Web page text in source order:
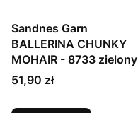
Sandnes Garn
BALLERINA CHUNKY
MOHAIR - 8733 zielony
Cena
51,90 zł